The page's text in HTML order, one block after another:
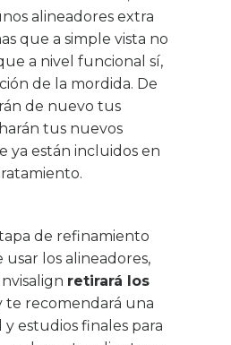
alineadores extra
que a simple vista no
a nivel funcional sí,
de la mordida. De
de nuevo tus
tus nuevos
ya están incluidos en
de refinamiento
usar los alineadores,
retirará los
te recomendará una
y estudios finales para